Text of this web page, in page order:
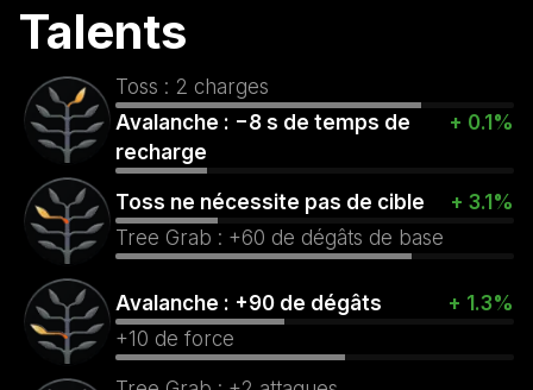
Talents
Toss : 2 charges
Avalanche : −8 s de temps de
recharge
+ 0.1%
Toss ne nécessite pas de cible
+ 3.1%
Tree Grab : +60 de dégâts de base
Avalanche : +90 de dégâts
+ 1.3%
+10 de force